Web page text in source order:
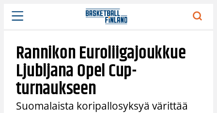
Siirry
sisältöön
Rannikon Euroliigajoukkue
Ljubljana Opel Cup-
turnaukseen
Suomalaista koripallosyksyä värittää